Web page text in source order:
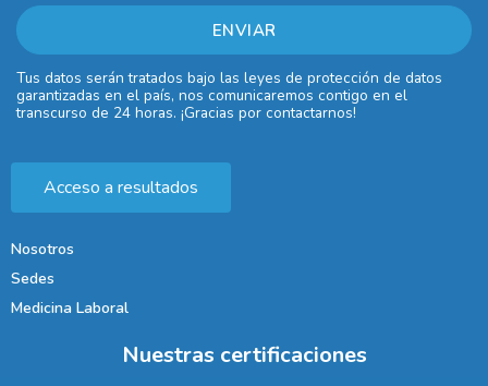
Tus datos serán tratados bajo las leyes de protección de datos
garantizadas en el país, nos comunicaremos contigo en el
transcurso de 24 horas. ¡Gracias por contactarnos!
Acceso a resultados
Nosotros
Sedes
Medicina Laboral
Nuestras certificaciones